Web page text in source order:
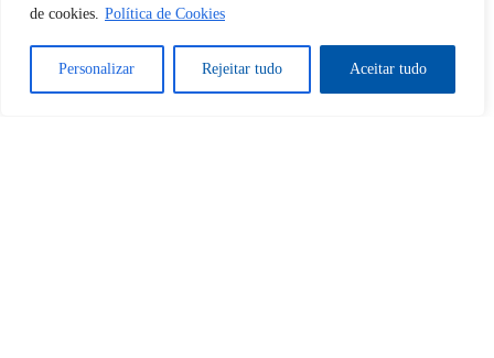
de cookies. Política de Cookies
Personalizar Rejeitar tudo Aceitar tudo
Desbloquear esquerda : 0